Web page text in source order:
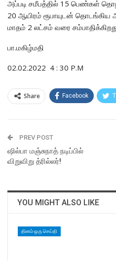
அப்படி சமீபத்தில் 15 பெண்கள்
20 ஆயிரம் ரூபாயுடன்
மாதம் 2 லட்சம் வரை
பா.மகிழ்மதி
02.02.2022 4 : 30 P.M
Share Facebook
PREV POST
ஷில்பா மஞ்சுநாத் நடிப்பில்
விறுவிறு த்ரில்லர்!
YOU MIGHT ALSO LIKE
தினம் ஒரு செய்தி